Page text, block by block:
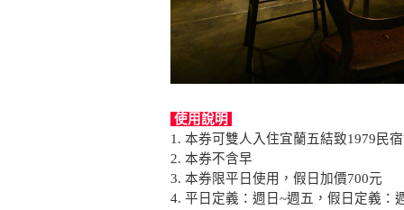
使用說明
1. 本券可雙人入住宜蘭五結致1979民
2. 本券不含早
3. 本券限平日使用，假日加價700元
4. 平日定義：週日~週五，假日定義：